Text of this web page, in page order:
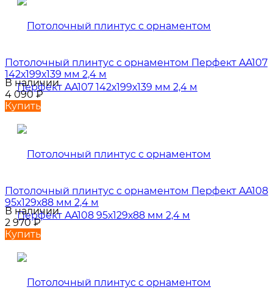
Потолочный плинтус с орнаментом Перфект AA107
142х199х139 мм 2,4 м
В наличии
4 090₽
Купить
Потолочный плинтус с орнаментом Перфект AA108
95х129х88 мм 2,4 м
В наличии
2 970₽
Купить